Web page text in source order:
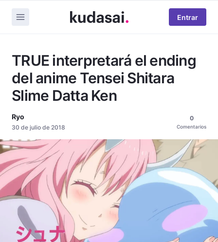
Entrar
TRUE interpretará el ending
del anime Tensei Shitara
Slime Datta Ken
Ryo
30 de julio de 2018
0
Comentarios